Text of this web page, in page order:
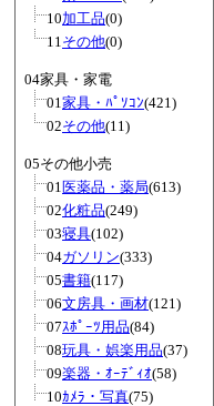
10加工品(0)
11その他(0)
04家具・家電
01家具・ﾊﾟｿｺﾝ(421)
02その他(11)
05その他小売
01医薬品・薬局(613)
02化粧品(249)
03寝具(102)
04ガソリン(333)
05書籍(117)
06文房具・画材(121)
07ｽﾎﾟｰﾂ用品(84)
08玩具・娯楽用品(37)
09楽器・ｵｰﾃﾞｨｵ(58)
10ｶﾒﾗ・写真(75)